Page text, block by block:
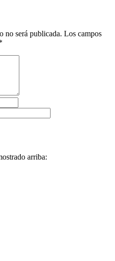
no será publicada. Los campos
arriba: